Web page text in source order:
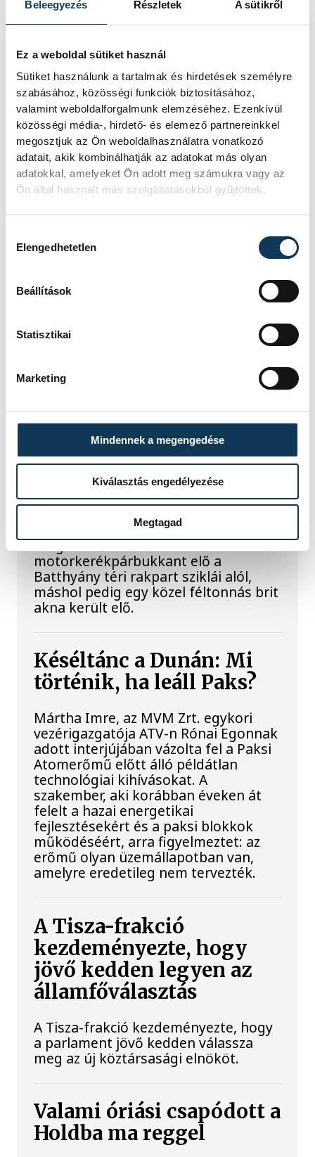
Beleegyezés Részletek A sütikről
Ez a weboldal sütiket használ
Sütiket használunk a tartalmak és hirdetések személyre
szabásához, közösségi funkciók biztosításához,
valamint weboldalforgalmunk elemzéséhez. Ezenkívül
közösségi média-, hirdető- és elemező partnereinkkel
megosztjuk az Ön weboldalhasználatra vonatkozó
adatait, akik kombinálhatják az adatokat más olyan
adatokkal, amelyeket Ön adott meg számukra vagy az
Ön által használt más szolgáltatásokból gyűjtöttek.
Elengedhetetlen
Beállítások
Statisztikai
Marketing
Mindennek a megengedése
Kiválasztás engedélyezése
Megtagad
korábbi elnökét jelöli köztársasági
elnöknek a Tisza párt parlamenti
frakciója.
Egy furcsa halkonzerv
lett az Év Strandétele -
mutatjuk!
A Balatoni Kör idén tizenkettedik
alkalommal hirdette meg az év
étellel indult. Egy fonyódi hely nyert...
Meglepték az elemzőket
Hatalmas meglepetésként értékelték
inflációs adatot.
Sorra kerülnek elő
világháborús leletek az
alacsony Dunából
A folyó rekordalacsony vízállása miatt
egy csaknem komplett, II.
világháborús német DKW NZ 350-1
motorkerékpárbukkant elő a
Batthyány téri rakpart sziklái alól,
máshol pedig egy közel féltonnás brit
akna került elő.
Késéltánc a Dunán: Mi
történik, ha leáll Paks?
Mártha Imre, az MVM Zrt. egykori
vezérigazgatója ATV-n Rónai Egonnak
adott interjújában vázolta fel a Paksi
Atomerőmű előtt álló példátlan
technológiai kihívásokat. A
szakember, aki korábban éveken át
felelt a hazai energetikai
fejlesztésekért és a paksi blokkok
működéséért, arra figyelmeztet: az
erőmű olyan üzemállapotban van,
amelyre eredetileg nem tervezték.
A Tisza-frakció
kezdeményezte, hogy
jövő kedden legyen az
államfőválasztás
A Tisza-frakció kezdeményezte, hogy
a parlament jövő kedden válassza
meg az új köztársasági elnököt.
Valami óriási csapódott a
Holdba ma reggel